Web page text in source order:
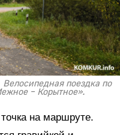
поездка по
– Корытное».
на маршруте.